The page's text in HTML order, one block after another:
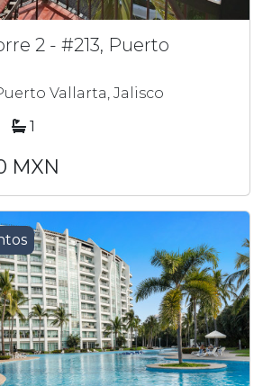
2 - #213, Puerto
Vallarta, Jalisco
1
MXN